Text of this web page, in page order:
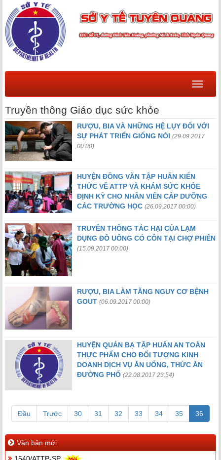
Menu
Truyền thông Giáo dục sức khỏe
RƯỢU, BIA VÀ NHỮNG HỆ LỤY ĐỐI VỚI
SỰ PHÁT TRIỂN GIỐNG NÒI (29.09.2017
00:00)
HUYỆN ĐỒNG VĂN TẬP HUẤN KIẾN
THỨC VỀ ATTP VÀ KHÁM SỨC KHỎE
ĐỊNH KỲ CHO NHÂN VIÊN CẤP DƯỠNG
CÁC TRƯỜNG HỌC (26.09.2017 00:00)
TRUYỀN THÔNG TÁC HẠI CỦA LẠM
DỤNG ĐỒ UỐNG CÓ CỒN TẠI CHỢ PHIÊN
(15.09.2017 00:00)
RƯỢU, BIA LÀM TĂNG NGUY CƠ BỆNH
GOUT (06.09.2017 00:00)
HUYỆN QUẢN BẠ TẬP HUẤN AN TOÀN
THỰC PHẨM CHO ĐỐI TƯỢNG KINH
DOANH DỊCH VỤ ĂN UỐNG, THỨC ĂN
ĐƯỜNG PHỐ (22.08.2017 23:54)
Đầu Trước 30 31 32 33 34 35 36
Văn bản mới